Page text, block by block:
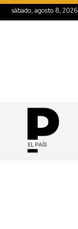
sábado, agosto 8, 2026